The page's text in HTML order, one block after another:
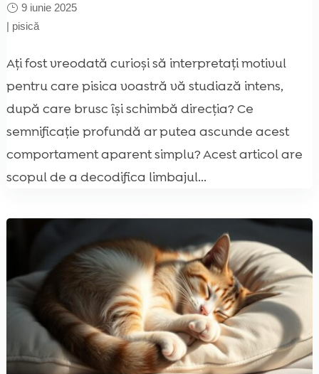
9 iunie 2025
| pisică
Aţi fost vreodată curioşi să interpretaţi motivul
pentru care pisica voastră vă studiază intens,
după care brusc îşi schimbă direcţia? Ce
semnificaţie profundă ar putea ascunde acest
comportament aparent simplu? Acest articol are
scopul de a decodifica limbajul...